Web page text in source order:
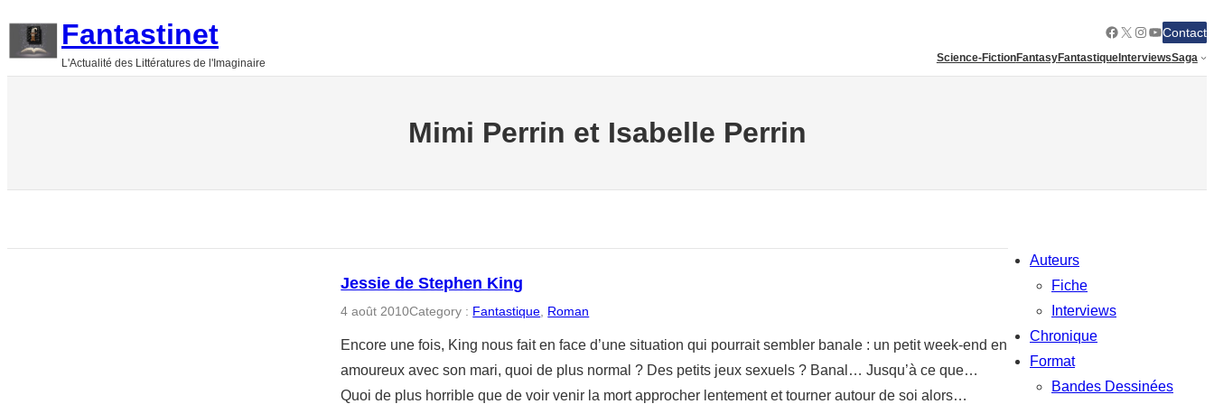
Fantastinet
L'Actualité des Littératures de l'Imaginaire
Facebook
X Instagram
YouTube
Contact
Science-FictionFantasyFantastiqueInterviewsSaga
Mimi Perrin et Isabelle Perrin
Jessie de Stephen King
4 août 2010Category : Fantastique Roman
Encore une fois, King nous fait en face d’une situation qui pourrait sembler banale : un petit week-end en
amoureux avec son mari, quoi de plus normal ? Des petits jeux sexuels ? Banal… Jusqu’à ce que…
Quoi de plus horrible que de voir venir la mort approcher lentement et tourner autour de soi alors…
Auteurs
Fiche
Interviews
Chronique
Format
Bandes Dessinées